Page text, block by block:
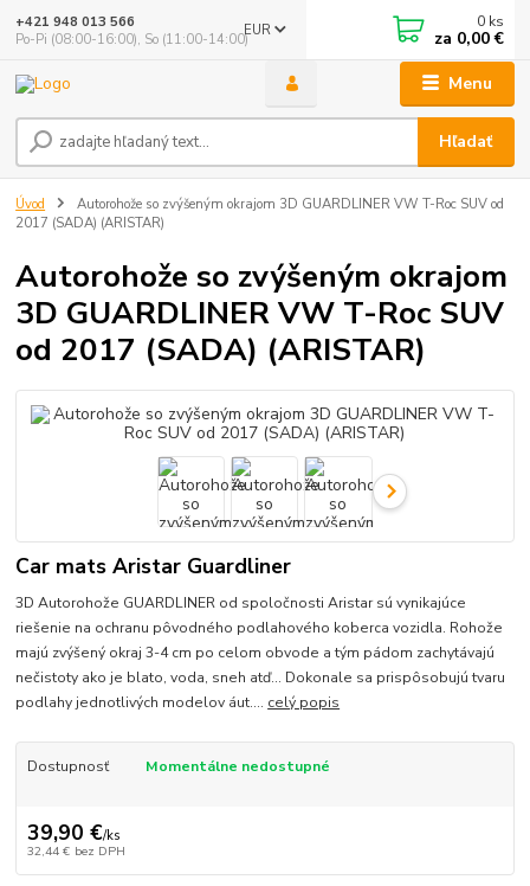
Menu
EUR
Hľadať
+421 948 013 566
Po-Pi (08:00-16:00), So (11:00-14:00)
0 ks
za 0,00 €
Úvod
Autorohože so zvýšeným okrajom 3D GUARDLINER VW T-Roc SUV od
2017 (SADA) (ARISTAR)
Autorohože so zvýšeným okrajom
3D GUARDLINER VW T-Roc SUV
od 2017 (SADA) (ARISTAR)
Car mats Aristar Guardliner
3D Autorohože GUARDLINER od spoločnosti Aristar sú vynikajúce
riešenie na ochranu pôvodného podlahového koberca vozidla. Rohože
majú zvýšený okraj 3-4 cm po celom obvode a tým pádom zachytávajú
nečistoty ako je blato, voda, sneh atď... Dokonale sa prispôsobujú tvaru
podlahy jednotlivých modelov áut.... celý popis
Dostupnosť Momentálne nedostupné
39,90 €/ks
32,44 € bez DPH